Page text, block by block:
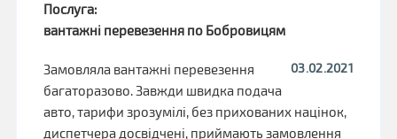
Послуга:
вантажні перевезення по Бобровицям
03.02.2021
Замовляла вантажні перевезення
багаторазово. Завжди швидка подача
авто, тарифи зрозумілі, без прихованих націнок,
диспетчера досвідчені, приймають замовлення